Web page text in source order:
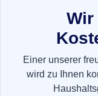
Wir
Einer unserer
wird zu Ihnen